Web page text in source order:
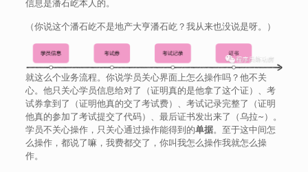
信息是潘石屹本人的。
（你说这个潘石屹不是地产大亨潘石屹？我从来也没说是呀。）
就这么个业务流程。你说学员关心界面上怎么操作吗？他不关
心。他只关心学员信息给对了（证明真的是他拿了这个证）、考
试券拿到了（证明他真的交了考试费）、考试记录完整了（证明
他真的参加了考试提交了代码）、最后证书发出来了（乌拉~）。
学员不关心操作，只关心通过操作能得到的单据。至于这中间怎
么操作，都说了嘛，我费都交了，你叫我怎么操作我就怎么操
作。